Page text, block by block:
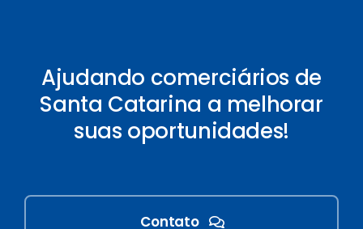
Ajudando comerciários de
Santa Catarina a melhorar
suas oportunidades!
Contato